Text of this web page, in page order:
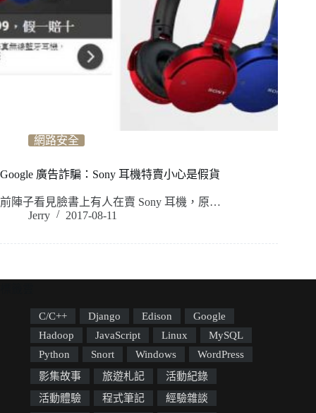
網路安全
Google 廣告詐騙：Sony 耳機特賣小心是假貨
前陣子看見臉書上有人在賣 Sony 耳機，原…
Jerry
2017-08-11
C/C++ Django Edison
Google
Hadoop
JavaScript Linux
MySQL
Python
Snort Windows
WordPress
影集故事
旅遊札記
活動紀錄
活動體驗
程式筆記
經驗雜談